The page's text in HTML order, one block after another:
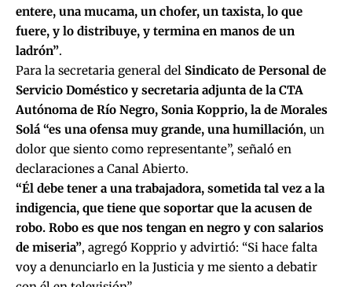
entere, una mucama, un chofer, un taxista, lo que
fuere, y lo distribuye, y termina en manos de un
ladrón”.
Para la secretaria general del Sindicato de Personal de
Servicio Doméstico y secretaria adjunta de la CTA
Autónoma de Río Negro, Sonia Kopprio, la de Morales
Solá “es una ofensa muy grande, una humillación, un
dolor que siento como representante”, señaló en
declaraciones a Canal Abierto.
“Él debe tener a una trabajadora, sometida tal vez a la
indigencia, que tiene que soportar que la acusen de
robo. Robo es que nos tengan en negro y con salarios
de miseria”, agregó Kopprio y advirtió: “Si hace falta
voy a denunciarlo en la Justicia y me siento a debatir